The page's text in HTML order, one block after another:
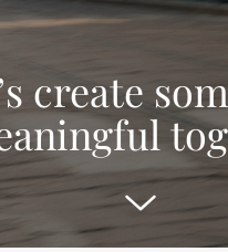
create